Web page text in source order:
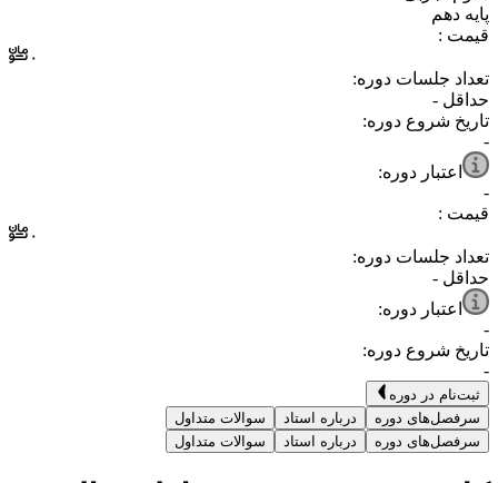
⁧پایه دهم⁩
قیمت :
۰
تعداد جلسات دوره:
حداقل -
تاریخ شروع دوره:
-
اعتبار دوره:
-
قیمت :
۰
تعداد جلسات دوره:
حداقل -
اعتبار دوره:
-
تاریخ شروع دوره:
-
ثبت‌نام در دوره
سرفصل‌های دوره
درباره استاد
سوالات متداول
سرفصل‌های دوره
درباره استاد سوالات متداول